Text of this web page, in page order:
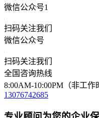
微信公众号1
扫码关注我们
微信公众号
扫码关注我们
全国咨询热线
8:00AM-10:00PM（非工作
13076742685